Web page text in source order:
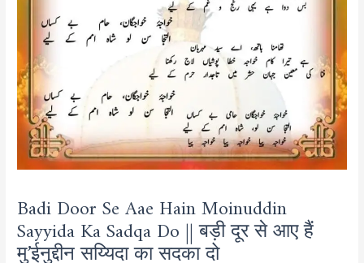
Badi Door Se Aae Hain Moinuddin
Sayyida Ka Sadqa Do || बड़ी दूर से आए हैं
मु’ईनुद्दीन सय्यिदा का सदका दो